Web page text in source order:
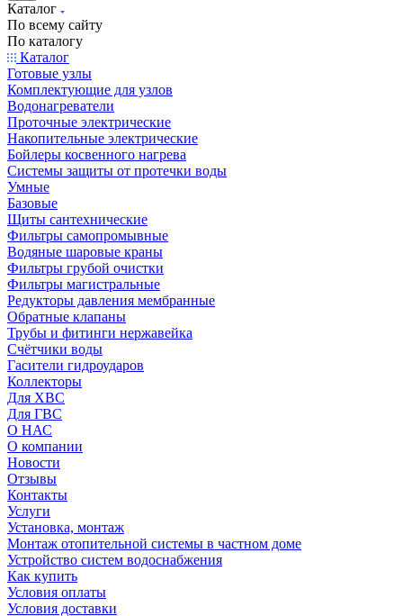
Каталог
По всему сайту
По каталогу
Каталог
Готовые узлы
Комплектующие для узлов
Водонагреватели
Проточные электрические
Накопительные электрические
Бойлеры косвенного нагрева
Системы защиты от протечки воды
Умные
Базовые
Щиты сантехнические
Фильтры самопромывные
Водяные шаровые краны
Фильтры грубой очистки
Фильтры магистральные
Редукторы давления мембранные
Обратные клапаны
Трубы и фитинги нержавейка
Счётчики воды
Гасители гидроударов
Коллекторы
Для ХВС
Для ГВС
О НАС
О компании
Новости
Отзывы
Контакты
Услуги
Установка, монтаж
Монтаж отопительной системы в частном доме
Устройство систем водоснабжения
Как купить
Условия оплаты
Условия доставки